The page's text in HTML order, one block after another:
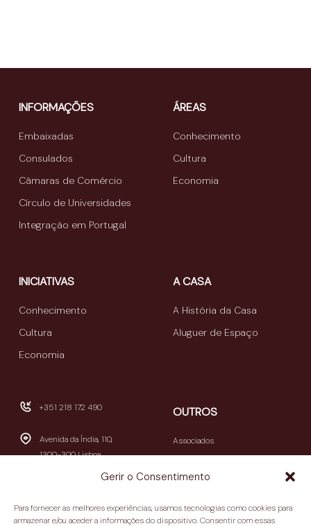
Gerir o Consentimento
Para fornecer as melhores experiências, usamos tecnologias como cookies para
armazenar e/ou aceder a informações do dispositivo. Consentir com essas
INFORMAÇÕES
Embaixadas
Consulados
Câmaras de Comércio
Círculo de Universidades
Integração em Portugal
ÁREAS
Conhecimento
Cultura
Economia
INICIATIVAS
Conhecimento
Cultura
Economia
A CASA
A História da Casa
Aluguer de Espaço
+351 218 172 490
Avenida da Índia, 110,
1300-300 Lisboa
09h30-13h00 / 14h00-
OUTROS
Associados
Relatório e Contas